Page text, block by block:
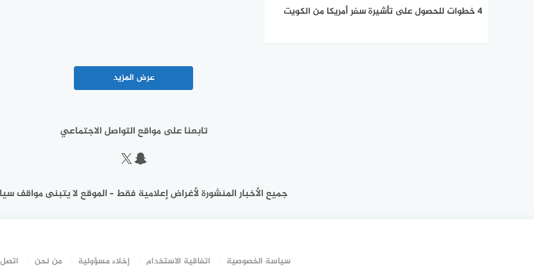
4 خطوات للحصول على تأشيرة سفر أمريكا من الكويت
عرض المزيد
تابعنا على مواقع التواصل الاجتماعي
سناب شات
إكس
جميع الأخبار المنشورة لأغراض إعلامية فقط – الموقع لا يتبنى مواقف
سياسة الخصوصية اتفاقية الاستخدام إخلاء مسؤولية من نحن